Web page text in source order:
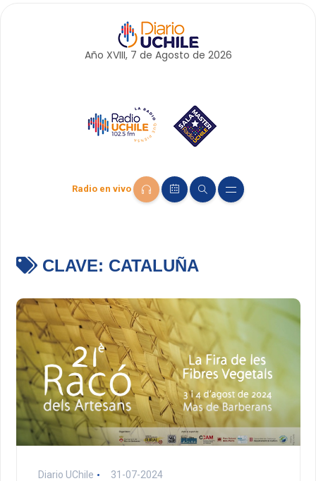
Año XVIII, 7 de Agosto de 2026
Radio en vivo
CLAVE: CATALUÑA
Diario UChile 31-07-2024